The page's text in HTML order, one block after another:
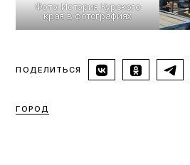
Фото: История Курского
края в фотографиях
ПОДЕЛИТЬСЯ
ГОРОД